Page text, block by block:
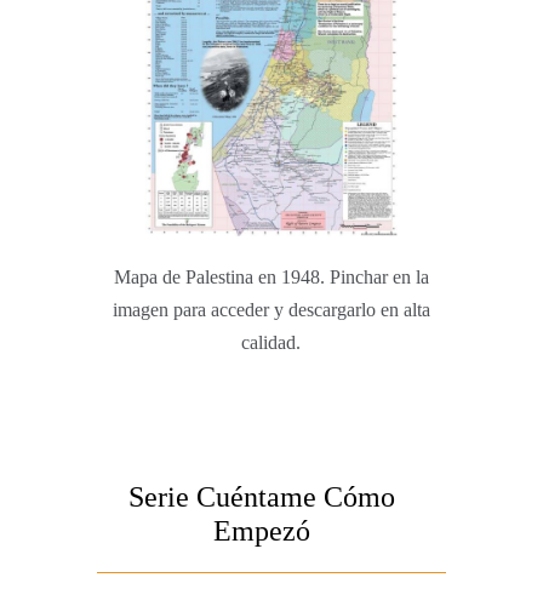
Mapa de Palestina en 1948. Pinchar en la
imagen para acceder y descargarlo en alta
calidad.
Serie Cuéntame Cómo
Empezó